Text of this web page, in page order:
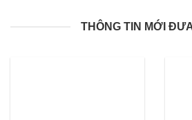
THÔNG TIN MỚI